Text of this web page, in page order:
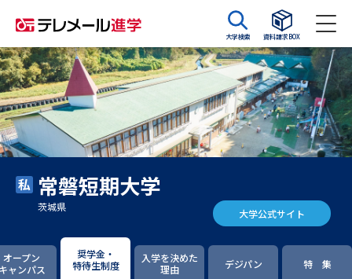
大学検索 資料請求BOX
資料請求 資料検索
大学・短大の資料種類から請求
大学パンフ
集要項＆願書
大学入学共通テスト利用選抜の
過去問題集
常磐短期大学
茨城県 大学公式サイト
オープン
ャンパス
奨学金・
特待生制度
入学を決めた
理由
デジパン 特 集